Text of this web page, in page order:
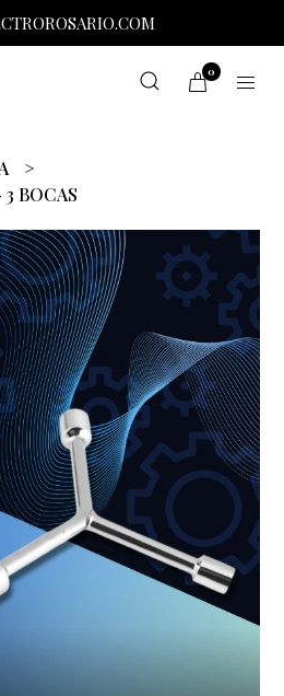
0
BOCAS